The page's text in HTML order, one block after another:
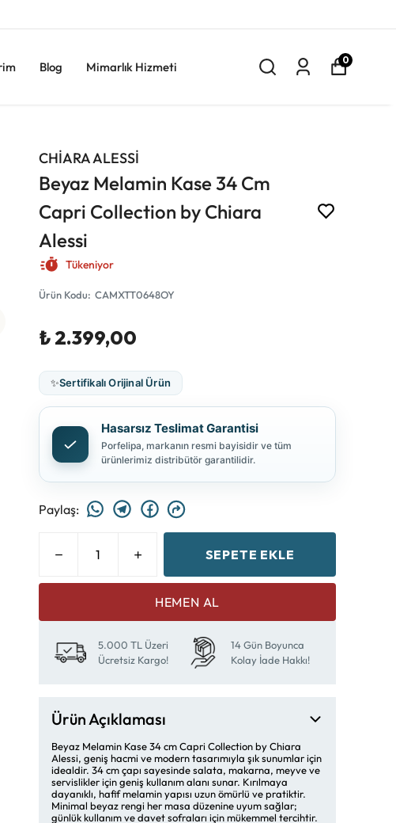
Blog Mimarlık Hizmeti 0
CHİARA ALESSİ
Beyaz Melamin Kase 34 Cm
Capri Collection by Chiara
Alessi
Tükeniyor
Ürün Kodu: CAMXTT0648OY
₺ 2.399,00
✨Sertifikalı Orijinal Ürün
Hasarsız Teslimat Garantisi
Porfelipa, markanın resmi bayisidir ve tüm
ürünlerimiz distribütör garantilidir.
Paylaş:
SEPETE EKLE
HEMEN AL
5.000 TL Üzeri
Ücretsiz Kargo!
14 Gün Boyunca
Kolay İade Hakkı!
Ürün Açıklaması
Beyaz Melamin Kase 34 cm Capri Collection by Chiara
Alessi, geniş hacmi ve modern tasarımıyla şık sunumlar için
idealdir. 34 cm çapı sayesinde salata, makarna, meyve ve
servislikler için geniş kullanım alanı sunar. Kırılmaya
dayanıklı, hafif melamin yapısı uzun ömürlü ve pratiktir.
Minimal beyaz rengi her masa düzenine uyum sağlar;
günlük kullanım ve davet sofraları için mükemmel tercihtir.